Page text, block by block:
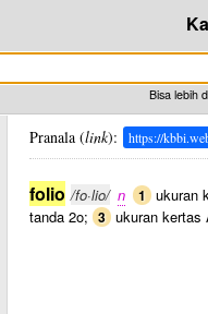
Bisa lebih
Pranala (link): https://
folio /fo·lio/ n 1 ukuran
tanda 2o; 3 ukuran kertas